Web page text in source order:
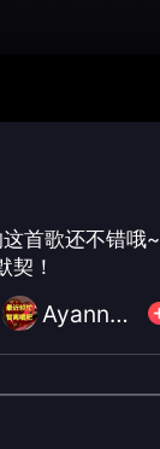
首歌还不错哦~
契！
Ayanna99